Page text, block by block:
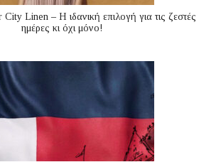
Linen – Η ιδανική επιλογή για τις ζεστές
ημέρες κι όχι μόνο!